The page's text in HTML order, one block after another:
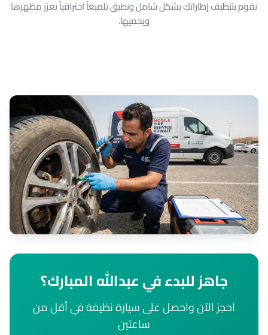
نقوم بتنظيف إطاراتك بشكل شامل ونطبق تلميعاً احترافياً يعزز مظهرها
ويحميها.
جاهز للبدء في عبدالله المبارك؟
احجز الآن واحصل على سيارة نظيفة في أقل من
ساعتين